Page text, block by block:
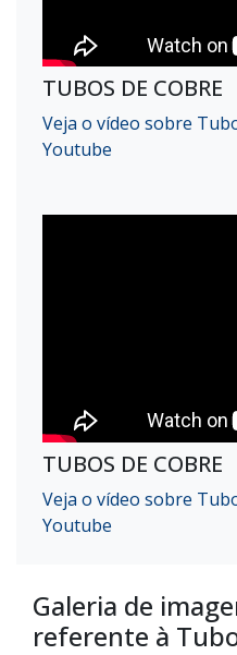
TUBOS DE COBRE
Veja o vídeo sobre
Youtube
TUBOS DE COBRE
Veja o vídeo sobre
Youtube
Galeria de
referente à